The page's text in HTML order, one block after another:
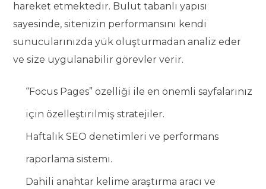
hareket etmektedir. Bulut tabanlı yapısı
sayesinde, sitenizin performansını kendi
sunucularınızda yük oluşturmadan analiz eder
ve size uygulanabilir görevler verir.
“Focus Pages” özelliği ile en önemli sayfalarınız
için özelleştirilmiş stratejiler.
Haftalık SEO denetimleri ve performans
raporlama sistemi.
Dahili anahtar kelime araştırma aracı ve